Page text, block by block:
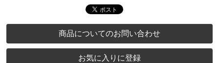
商品についてのお問い合わせ
お気に入りに登録